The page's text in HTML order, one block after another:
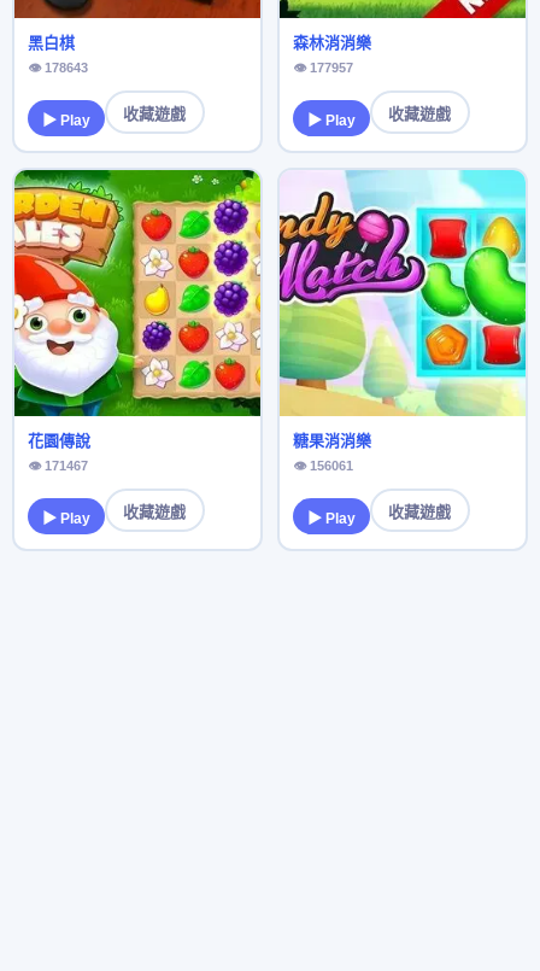
黑白棋
👁 178643
▶ Play 收藏遊戲
森林消消樂
👁 177957
▶ Play 收藏遊戲
花園傳說
👁 171467
▶ Play 收藏遊戲
糖果消消樂
👁 156061
▶ Play 收藏遊戲